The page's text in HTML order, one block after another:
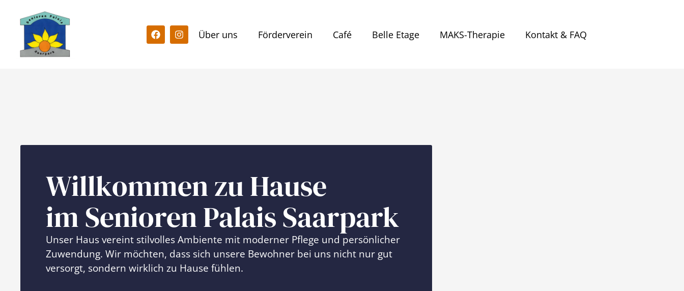
Über uns Förderverein Café Belle Etage MAKS-Therapie Kontakt & FAQ
Willkommen zu Hause
im Senioren Palais Saarpark
Unser Haus vereint stilvolles Ambiente mit moderner Pflege und persönlicher
Zuwendung. Wir möchten, dass sich unsere Bewohner bei uns nicht nur gut
versorgt, sondern wirklich zu Hause fühlen.